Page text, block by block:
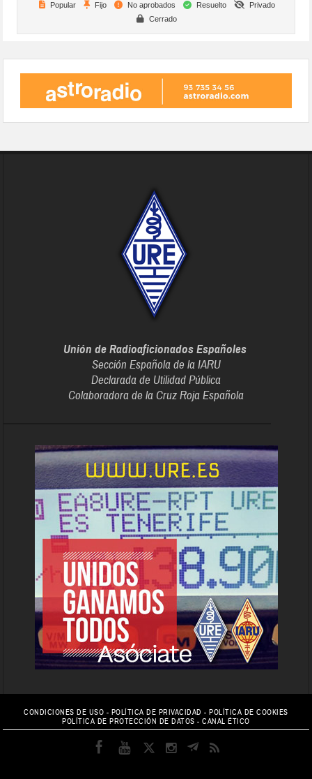
Popular
Fijo No aprobados Resuelto
Privado
Cerrado
Unión de Radioaficionados Españoles
Sección Española de la IARU
Declarada de Utilidad Pública
Colaboradora de la Cruz Roja Española
CONDICIONES DE USO - POLÍTICA DE PRIVACIDAD -POLÍTICA DE COOKIES
POLÍTICA DE PROTECCIÓN DE DATOS -CANAL ÉTICO